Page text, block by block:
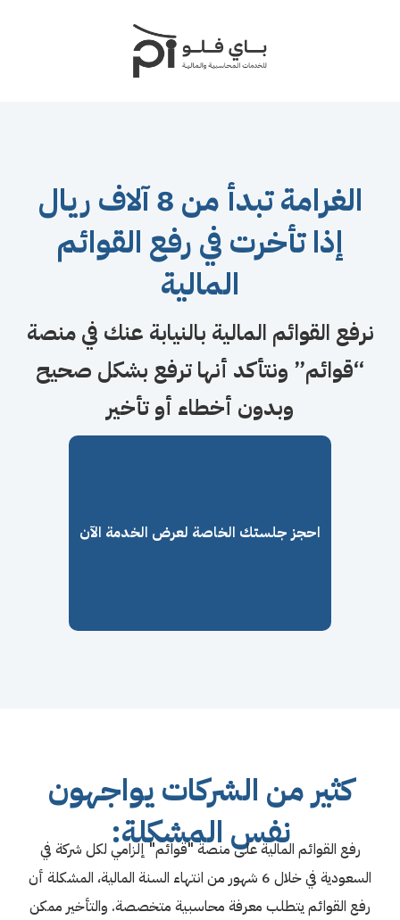
الغرامة تبدأ من 8 آلاف ريال
إذا تأخرت في رفع القوائم
المالية
نرفع القوائم المالية بالنيابة عنك في منصة
“قوائم” ونتأكد أنها ترفع بشكل صحيح
وبدون أخطاء أو تأخير
احجز جلستك الخاصة لعرض الخدمة الآن
كثير من الشركات يواجهون
نفس المشكلة:
رفع القوائم المالية على منصة "قوائم" إلزامي لكل شركة في
السعودية في خلال 6 شهور من انتهاء السنة المالية، المشكلة أن
رفع القوائم يتطلب معرفة محاسبية متخصصة. والتأخير ممكن